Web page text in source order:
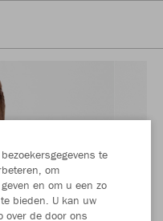
te
om
en om u een zo
bieden. U kan uw
over de door ons